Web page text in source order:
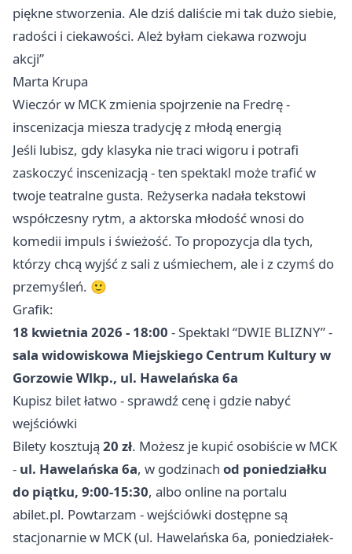
piękne stworzenia. Ale dziś daliście mi tak dużo siebie,
radości i ciekawości. Ależ byłam ciekawa rozwoju
akcji”
Marta Krupa
Wieczór w MCK zmienia spojrzenie na Fredrę -
inscenizacja miesza tradycję z młodą energią
Jeśli lubisz, gdy klasyka nie traci wigoru i potrafi
zaskoczyć inscenizacją - ten spektakl może trafić w
twoje teatralne gusta. Reżyserka nadała tekstowi
współczesny rytm, a aktorska młodość wnosi do
komedii impuls i świeżość. To propozycja dla tych,
którzy chcą wyjść z sali z uśmiechem, ale i z czymś do
przemyśleń. 🙂
Grafik:
18 kwietnia 2026 - 18:00 - Spektakl “DWIE BLIZNY” -
sala widowiskowa Miejskiego Centrum Kultury w
Gorzowie Wlkp., ul. Hawelańska 6a
Kupisz bilet łatwo - sprawdź cenę i gdzie nabyć
wejściówki
Bilety kosztują 20 zł. Możesz je kupić osobiście w MCK
- ul. Hawelańska 6a, w godzinach od poniedziałku
do piątku, 9:00-15:30, albo online na portalu
abilet.pl. Powtarzam - wejściówki dostępne są
stacjonarnie w MCK (ul. Hawelańska 6a, poniedziałek-